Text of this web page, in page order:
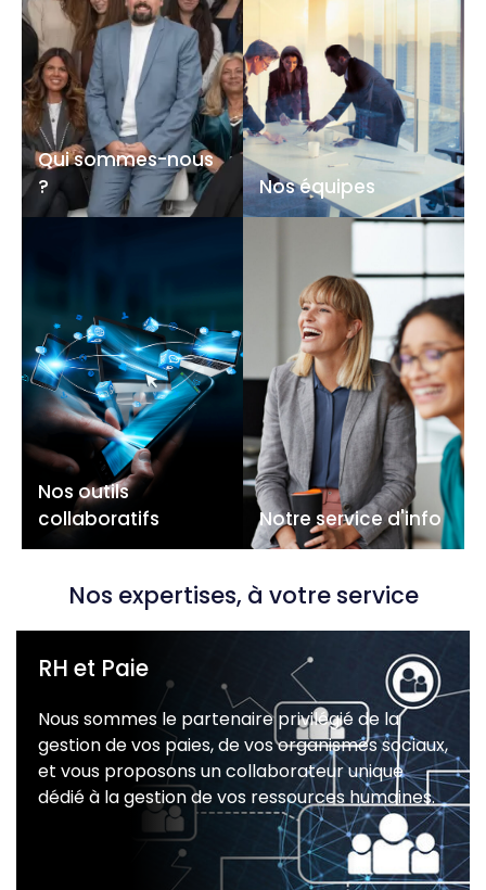
Qui sommes-nous
?
Nos équipes
Nos outils
collaboratifs
Notre service d'info
Nos expertises, à votre service
RH et Paie
Nous sommes le partenaire privilégié de la
gestion de vos paies, de vos organismes sociaux,
et vous proposons un collaborateur unique
dédié à la gestion de vos ressources humaines.